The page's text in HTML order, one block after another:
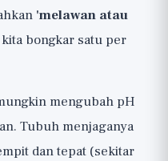
'melawan atau
bongkar satu per
mengubah pH
Tubuh menjaganya
dan tepat (sekitar